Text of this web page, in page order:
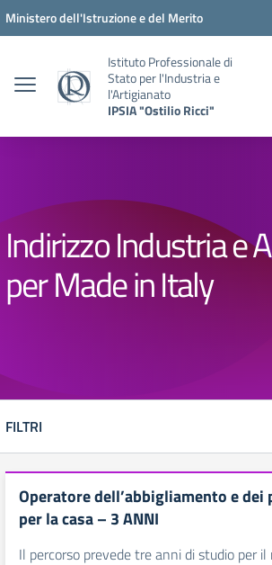
Vai ai contenuti
Vai al menu di navigazione
Vai al footer
Ministero dell'Istruzione e del Merito
Istituto Professionale di
Stato per l'Industria e
l'Artigianato
IPSIA "Ostilio Ricci"
Indirizzo Industria e
per Made in Italy
FILTRI
Operatore dell’abbigliamento e
per la casa – 3 ANNI
Il percorso prevede tre anni di studio per